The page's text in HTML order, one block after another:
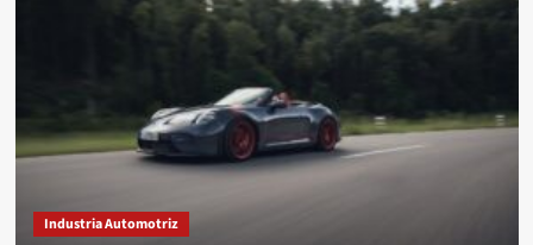
Industria Automotriz